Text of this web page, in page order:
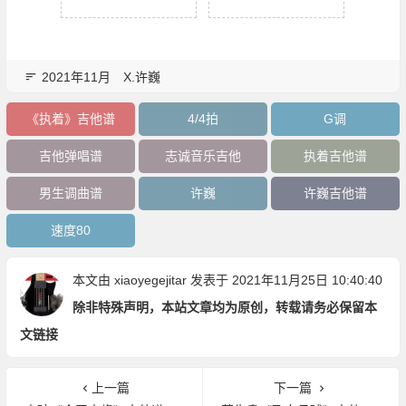
2021年11月 X.许巍
《执着》吉他谱 4/4拍 G调
吉他弹唱谱 志诚音乐吉他 执着吉他谱
男生调曲谱 许巍 许巍吉他谱
速度80
本文由 xiaoyegejitar发表于 2021年11月25日 10:40:40
除非特殊声明，本站文章均为原创，转载请务必保留本
文链接
上一篇
下一篇